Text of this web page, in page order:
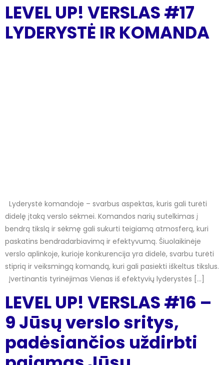
LEVEL UP! VERSLAS #17
LYDERYSTĖ IR KOMANDA
Lyderystė komandoje – svarbus aspektas, kuris gali turėti
didelę įtaką verslo sėkmei. Komandos narių sutelkimas į
bendrą tikslą ir sėkmę gali sukurti teigiamą atmosferą, kuri
paskatins bendradarbiavimą ir efektyvumą. Šiuolaikinėje
verslo aplinkoje, kurioje konkurencija yra didelė, svarbu turėti
stiprią ir veiksmingą komandą, kuri gali pasiekti iškeltus tikslus.
Įvertinantis tyrinėjimas Vienas iš efektyvių lyderystės […]
LEVEL UP! VERSLAS #16 –
9 Jūsų verslo sritys,
padėsiančios uždirbti